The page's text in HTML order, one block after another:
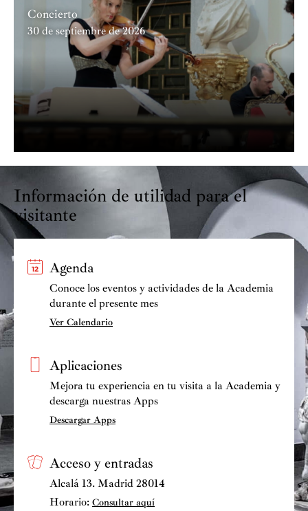
Concierto
30 de septiembre de 2026
Información de utilidad para el
visitante
Agenda
Conoce los eventos y actividades de la Academia
durante el presente mes
Ver Calendario
Aplicaciones
Mejora tu experiencia en tu visita a la Academia y
descarga nuestras Apps
Descargar Apps
Acceso y entradas
Alcalá 13. Madrid 28014
Horario: Consultar aquí